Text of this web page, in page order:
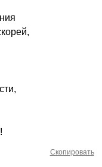
Скопировать